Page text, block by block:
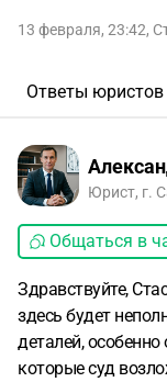
13 февраля, 23:42,
Ответы юристов
Юрист, г.
Общаться в
Здравствуйте,
здесь будет
деталей, особенно
которые суд